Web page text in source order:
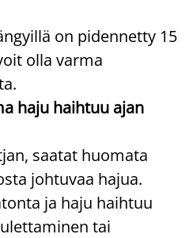
on pidennetty 15
olla varma
haju haihtuu ajan
saatat huomata
johtuvaa hajua.
ja haju haihtuu
tai